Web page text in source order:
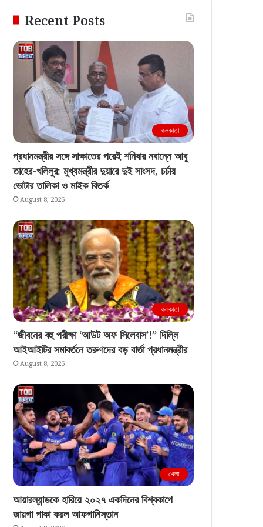
Recent Posts
কলকাতা
প্রধানমন্ত্রীর সঙ্গে সাক্ষাতের পরেই শনিবার নবান্নে আবু
তাহের-খলিলুর: মুখ্যমন্ত্রীর দুয়ারে দুই সাংসদ, চর্চায়
ভোটার তালিকা ও মাইক বিতর্ক
August 8, 2026
কলকাতা
“জীবনের বহু পরীক্ষা ‘আউট অফ সিলেবাস’!” দিল্লি
আইআইটির সমাবর্তনে তরুণদের বড় বার্তা প্রধানমন্ত্রীর
August 8, 2026
খেলা
আয়ারল্যান্ডকে হারিয়ে ২০২৭ একদিনের বিশ্বকাপে
জায়গা পাকা করল আফগানিস্তান